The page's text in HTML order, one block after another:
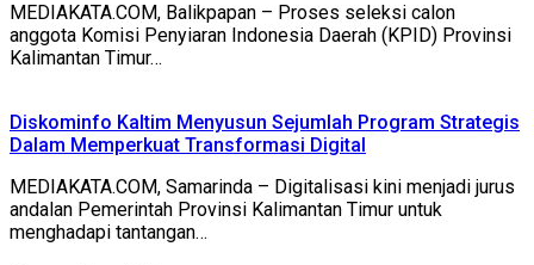
MEDIAKATA.COM, Balikpapan – Proses seleksi calon
anggota Komisi Penyiaran Indonesia Daerah (KPID) Provinsi
Kalimantan Timur…
Diskominfo Kaltim Menyusun Sejumlah Program Strategis
Dalam Memperkuat Transformasi Digital
MEDIAKATA.COM, Samarinda – Digitalisasi kini menjadi jurus
andalan Pemerintah Provinsi Kalimantan Timur untuk
menghadapi tantangan…